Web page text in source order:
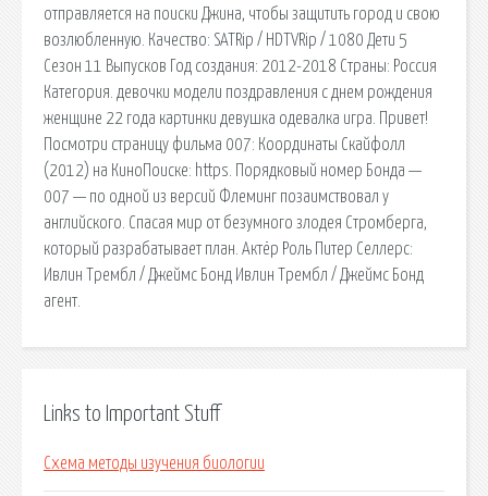
отправляется на поиски Джина, чтобы защитить город и свою
возлюбленную. Качество: SATRip / HDTVRip / 1080 Дети 5
Сезон 11 Выпусков Год создания: 2012-2018 Страны: Россия
Категория. девочки модели поздравления с днем рождения
женщине 22 года картинки девушка одевалка игра. Привет!
Посмотри страницу фильма 007: Координаты Скайфолл
(2012) на КиноПоиске: https. Порядковый номер Бонда —
007 — по одной из версий Флеминг позаимствовал у
английского. Спасая мир от безумного злодея Стромберга,
который разрабатывает план. Актёр Роль Питер Селлерс:
Ивлин Трембл / Джеймс Бонд Ивлин Трембл / Джеймс Бонд
агент.
Links to Important Stuff
Схема методы изучения биологии